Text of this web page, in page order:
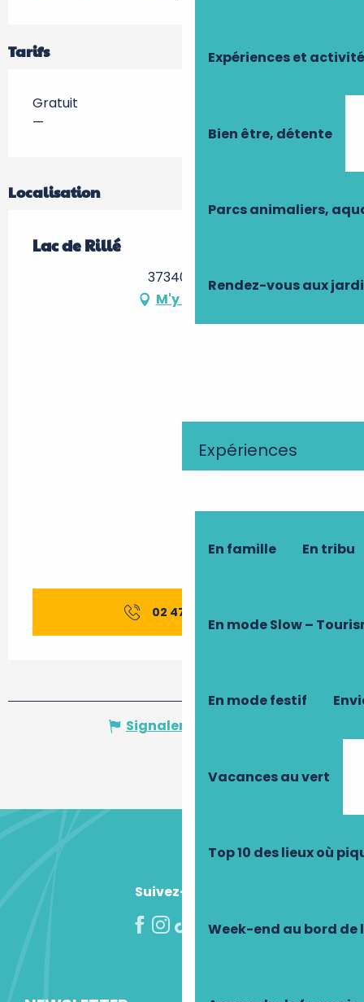
Expériences et
Bien être, détente
Parcs animaliers,
Rendez-vous aux
Expériences
En famille En tribu
En mode Slow –
En mode festif
Vacances au vert
Top 10 des lieux où
Week-end au bord de
Tarifs
Gratuit
—
Localisation
Lac de Rillé
37340 Rillé
M'y rendre
02 47 96 58
Signaler une erreur
Suivez-nous !